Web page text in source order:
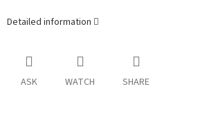
Detailed information
ASK WATCH SHARE